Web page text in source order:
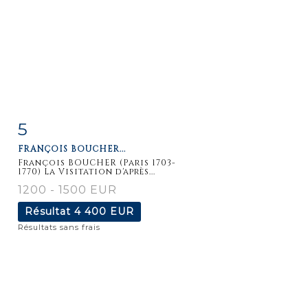
détaillée
5
FRANÇOIS BOUCHER...
François BOUCHER (Paris 1703-
1770) La Visitation d'après...
1200 - 1500 EUR
Résultat 4 400 EUR
Résultats sans frais